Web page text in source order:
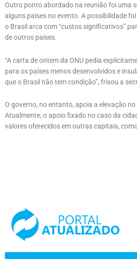
Outro ponto abordado na reunião foi uma
alguns países no evento. A possibilidade
o Brasil arca com “custos significativos”
de outros países.
“A carta de ontem da ONU pedia
para os países menos desenvolvidos e
que o Brasil não tem condição”, frisou a
O governo, no entanto, apoia a elevação
Atualmente, o apoio fixado no caso da
valores oferecidos em outras capitais,